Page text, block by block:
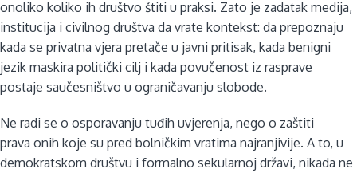
onoliko koliko ih društvo štiti u praksi. Zato je zadatak medija,
institucija i civilnog društva da vrate kontekst: da prepoznaju
kada se privatna vjera pretače u javni pritisak, kada benigni
jezik maskira politički cilj i kada povučenost iz rasprave
postaje saučesništvo u ograničavanju slobode.
Ne radi se o osporavanju tuđih uvjerenja, nego o zaštiti
prava onih koje su pred bolničkim vratima najranjivije. A to, u
demokratskom društvu i formalno sekularnoj državi, nikada ne